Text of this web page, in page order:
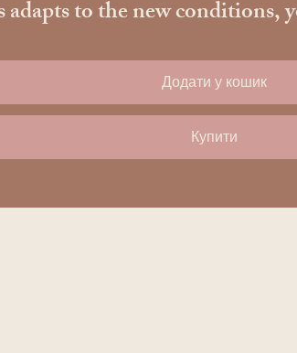
to the new
Додати у кошик
Купити